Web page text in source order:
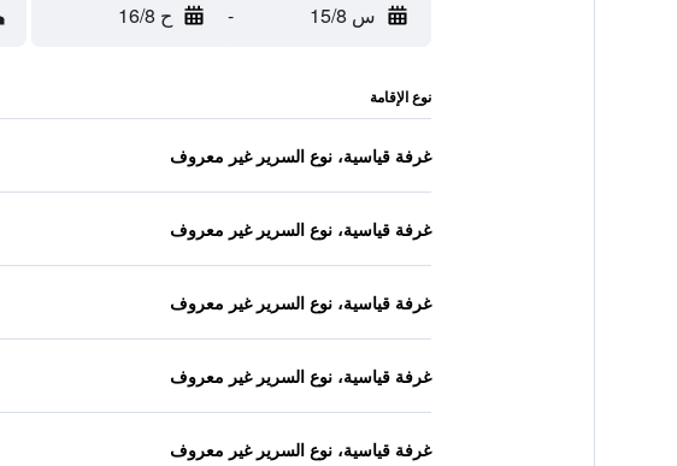
س 15/8 - ح 16/8
نوع الإقامة
غرفة قياسية، نوع السرير غير معروف
غرفة قياسية، نوع السرير غير معروف
غرفة قياسية، نوع السرير غير معروف
غرفة قياسية، نوع السرير غير معروف
غرفة قياسية، نوع السرير غير معروف